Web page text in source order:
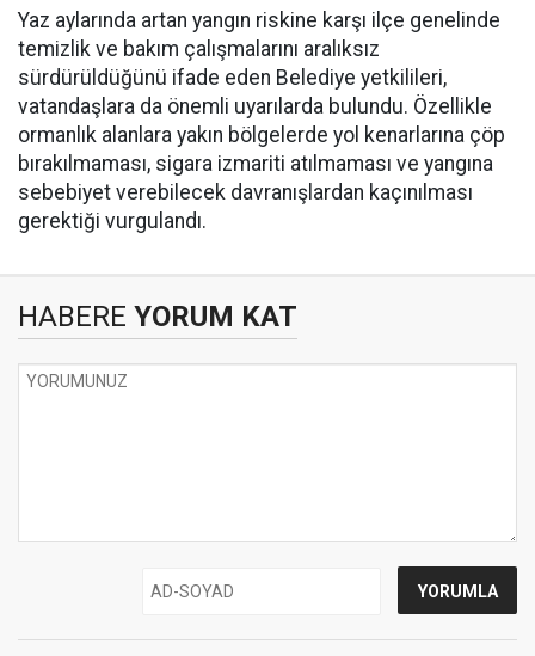
Yaz aylarında artan yangın riskine karşı ilçe genelinde
temizlik ve bakım çalışmalarını aralıksız
sürdürüldüğünü ifade eden Belediye yetkilileri,
vatandaşlara da önemli uyarılarda bulundu. Özellikle
ormanlık alanlara yakın bölgelerde yol kenarlarına çöp
bırakılmaması, sigara izmariti atılmaması ve yangına
sebebiyet verebilecek davranışlardan kaçınılması
gerektiği vurgulandı.
HABERE YORUM KAT